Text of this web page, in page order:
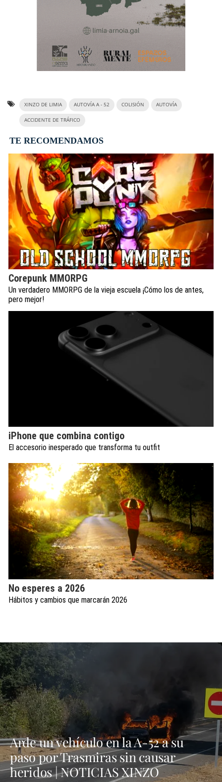
XINZO DE LIMIA AUTOVÍA A - 52 COLISIÓN AUTOVÍA
ACCIDENTE DE TRÁFICO
TE RECOMENDAMOS
Corepunk MMORPG
Un verdadero MMORPG de la vieja escuela ¡Cómo los de antes,
pero mejor!
iPhone que combina contigo
El accesorio inesperado que transforma tu outfit
No esperes a 2026
Hábitos y cambios que marcarán 2026
Arde un vehículo en la A-52 a su
paso por Trasmiras sin causar
heridos | NOTICIAS XINZO